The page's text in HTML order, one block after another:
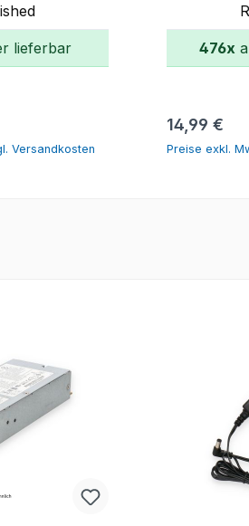
lieferbar
Versandkosten
476x
Regulärer
14,99 €
Preise exkl.